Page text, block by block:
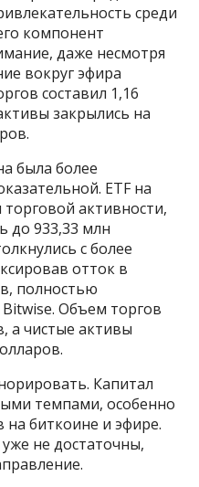
среди
компонент
даже несмотря
вокруг эфира
составил 1,16
закрылись на
была более
ETF на
активности,
до 933,33 млн
с более
отток в
полностью
Объем торгов
а чистые активы
Капитал
темпами, особенно
на биткоине и эфире.
не достаточны,